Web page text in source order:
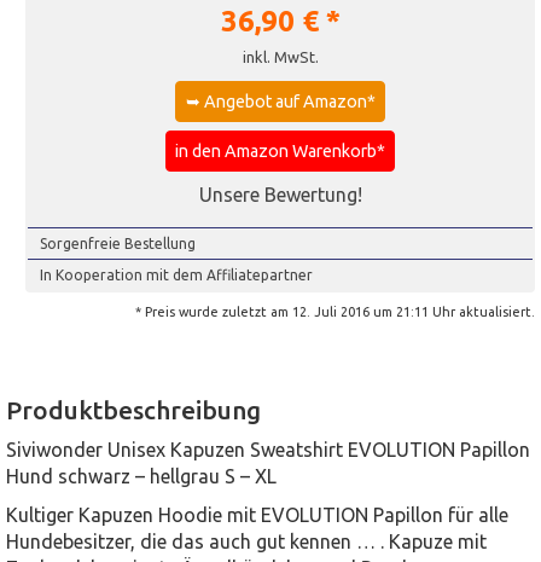
36,90 € *
inkl. MwSt.
➥ Angebot auf Amazon*
in den Amazon Warenkorb*
Unsere Bewertung!
Sorgenfreie Bestellung
In Kooperation mit dem Affiliatepartner
* Preis wurde zuletzt am 12. Juli 2016 um 21:11 Uhr aktualisiert.
Produktbeschreibung
Siviwonder Unisex Kapuzen Sweatshirt EVOLUTION Papillon
Hund schwarz – hellgrau S – XL
Kultiger Kapuzen Hoodie mit EVOLUTION Papillon für alle
Hundebesitzer, die das auch gut kennen … . Kapuze mit